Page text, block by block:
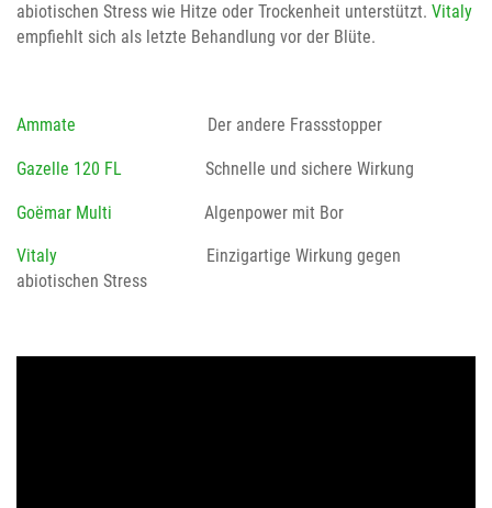
abiotischen Stress wie Hitze oder Trockenheit unterstützt. Vitaly
empfiehlt sich als letzte Behandlung vor der Blüte.
Ammate Der andere Frassstopper
Gazelle 120 FL Schnelle und sichere Wirkung
Goëmar Multi Algenpower mit Bor
Vitaly
Einzigartige Wirkung gegen
abiotischen Stress